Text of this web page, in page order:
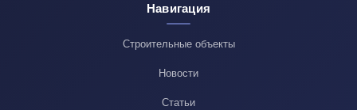
Навигация
Строительные объекты
Новости
Статьи